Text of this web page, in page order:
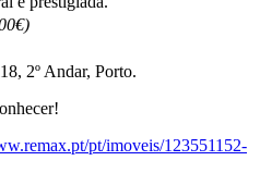
2º Andar, Porto.
pt/imoveis/123551152-